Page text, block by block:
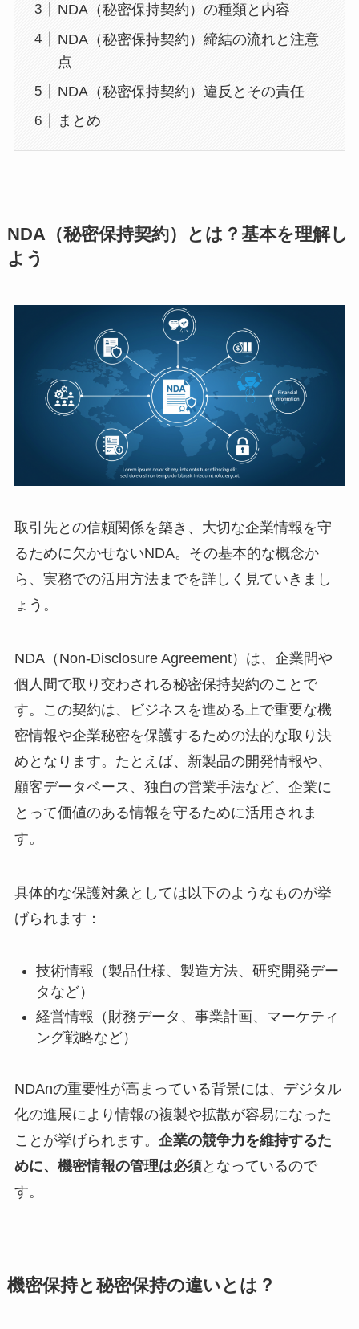
NDA（秘密保持契約）の種類と内容
NDA（秘密保持契約）締結の流れと注意
点
NDA（秘密保持契約）違反とその責任
まとめ
NDA（秘密保持契約）とは？基本を理解し
よう
取引先との信頼関係を築き、大切な企業情報を守
るために欠かせないNDA。その基本的な概念か
ら、実務での活用方法までを詳しく見ていきまし
ょう。
NDA（Non-Disclosure Agreement）は、企業間や
個人間で取り交わされる秘密保持契約のことで
す。この契約は、ビジネスを進める上で重要な機
密情報や企業秘密を保護するための法的な取り決
めとなります。たとえば、新製品の開発情報や、
顧客データベース、独自の営業手法など、企業に
とって価値のある情報を守るために活用されま
す。
具体的な保護対象としては以下のようなものが挙
げられます：
技術情報（製品仕様、製造方法、研究開発デー
タなど）
経営情報（財務データ、事業計画、マーケティ
ング戦略など）
NDAnの重要性が高まっている背景には、デジタル
化の進展により情報の複製や拡散が容易になった
ことが挙げられます。 企業の競争力を維持するた
めに、機密情報の管理は必須となっているので
す。
機密保持と秘密保持の違いとは？